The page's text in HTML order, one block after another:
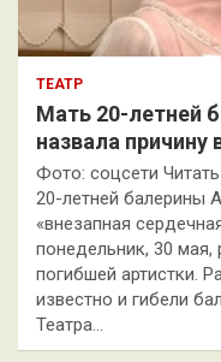
ТЕАТР
Мать 20-летней
назвала причину
Фото: соцсети
20-летней балерины
«внезапная
понедельник, 30 мая,
погибшей артистки.
известно и гибели
Театра…